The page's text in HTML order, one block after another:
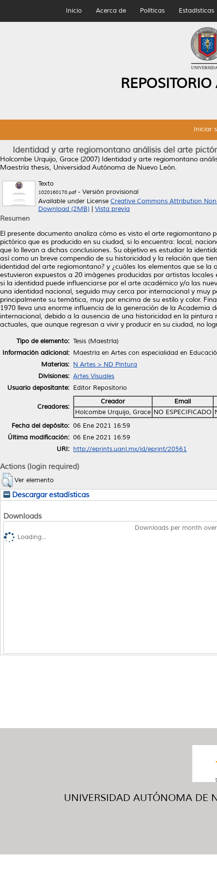
Inicio Acerca de Políticas Estadísticas
Iniciar
Identidad y arte regiomontano análisis del arte
Holcombe Urquijo, Grace (2007) Identidad y arte regiomontano
Maestría thesis, Universidad Autónoma de Nuevo León.
Texto
1020160170.pdf- Versión provisional
Available under License Creative Commons Attribution
Download (2MB)
Vista previa
Resumen
El presente documento analiza cómo es visto el arte
pictórico que es producido en su ciudad, si lo encuentra: local,
que lo llevan a dichas conclusiones. Su objetivo es estudiar la
así como un breve compendio de su historicidad y la relación que
identidad del arte regiomontano? y ¿cuáles los elementos que se
estuvieron expuestos a 20 imágenes producidas por artistas
si la identidad puede influenciarse por el arte académico y/o las
una identidad nacional, seguido muy cerca por internacional y muy
principalmente su temática, muy por encima de su estilo y color.
1970 lleva una enorme influencia de la generación de la Academia
internacional, debido a la ausencia de una historicidad en la
actuales, que aunque regresan a vivir y producir en su ciudad, no
Tipo de elemento: Tesis (Maestría)
Información adicional: Maestría en Artes con especialidad en
Materias: N Artes > ND Pintura
Divisiones: Artes Visuales
Usuario depositante: Editor Repositorio
Creadores:
Creador
Email
Holcombe Urquijo, Grace NO ESPECIFICADO
Fecha del depósito: 06 Ene 2021 16:59
Última modificación: 06 Ene 2021 16:59
URI: http://eprints.uanl.mx/id/eprint/20561
Actions (login required)
Ver elemento
Descargar estadísticas
Downloads
Downloads per month
Loading...
UNIVERSIDAD AUTÓNOMA DE